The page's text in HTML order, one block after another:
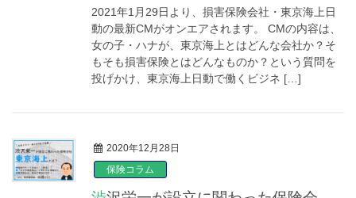
2021年1月29日より、損害保険会社・東京海上日
動の最新CMがオンエアされます。 CMの内容は、
女の子・ハナが、東京海上とはどんな会社か？そ
もそも損害保険とはどんなものか？という質問を
投げかけ、東京海上日動で働くビジネ […]
2020年12月28日
保険コラム